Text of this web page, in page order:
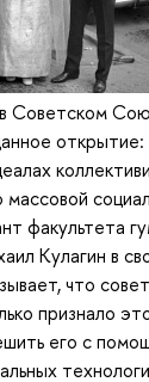
Советском
факультета
Кулагин в
что
признало
его с